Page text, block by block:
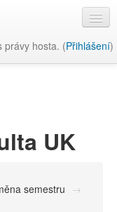
právy hosta. (Přihlášení)
UK
semestru
→